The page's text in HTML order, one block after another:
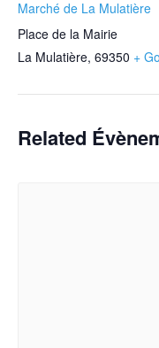
Marché de La Mulatière
Place de la Mairie
La Mulatière, 69350 +
Related